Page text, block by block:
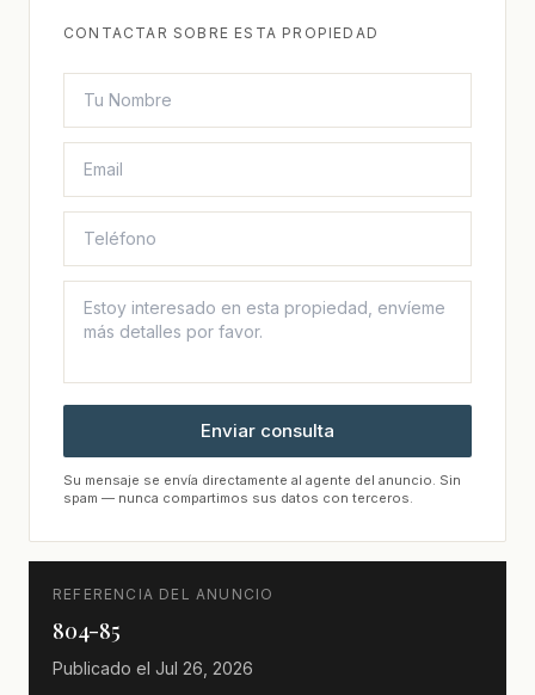
CONTACTAR SOBRE ESTA PROPIEDAD
Enviar consulta
Su mensaje se envía directamente al agente del anuncio. Sin
spam — nunca compartimos sus datos con terceros.
REFERENCIA DEL ANUNCIO
804-85
Publicado el Jul 26, 2026